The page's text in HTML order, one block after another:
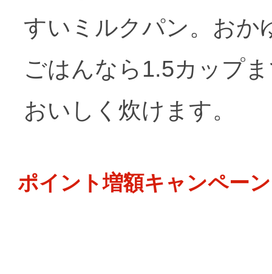
すいミルクパン。おか
ごはんなら1.5カップ
おいしく炊けます。
ポイント増額キャンペー